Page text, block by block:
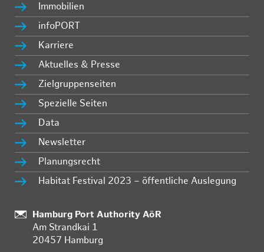
Immobilien
infoPORT
Karriere
Aktuelles & Presse
Zielgruppenseiten
Spezielle Seiten
Data
Newsletter
Planungsrecht
Habitat Festival 2023 – öffentliche Auslegung
:
Hamburg Port Authority AöR
Am Strandkai 1
20457 Hamburg